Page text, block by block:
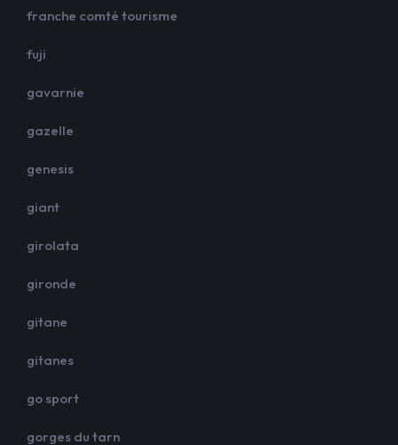
franche comté tourisme
fuji
gavarnie
gazelle
genesis
giant
girolata
gironde
gitane
gitanes
go sport
gorges du tarn